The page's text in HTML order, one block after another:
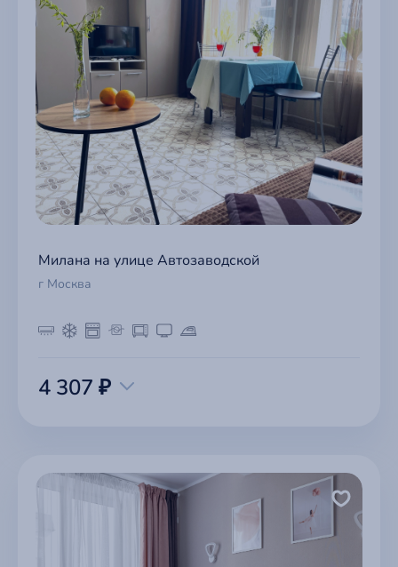
Милана на улице Автозаводской
г Москва
4 307 ₽